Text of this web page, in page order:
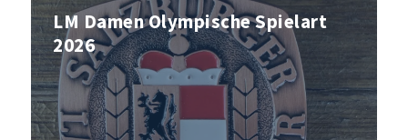
LM Damen Olympische Spielart
2026